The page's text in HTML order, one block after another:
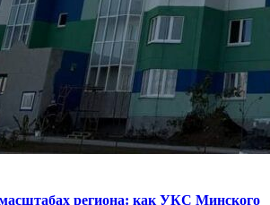
региона: как УКС Минского